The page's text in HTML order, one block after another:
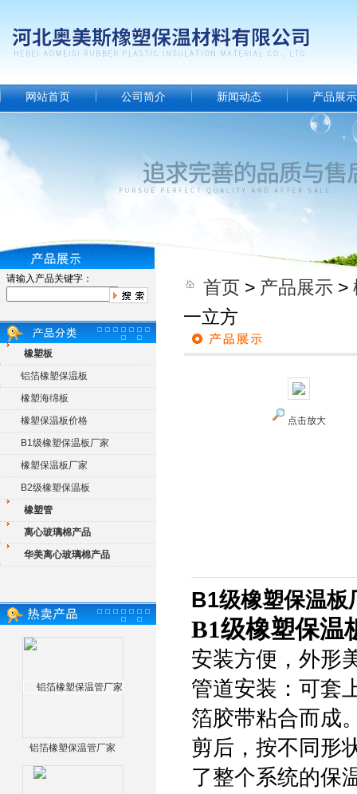
网站首页 公司简介 新闻动态 产品展示
请输入产品关键字：
橡塑板
铝箔橡塑保温板
橡塑海绵板
橡塑保温板价格
B1级橡塑保温板厂家
橡塑保温板厂家
B2级橡塑保温板
橡塑管
离心玻璃棉产品
华美离心玻璃棉产品
铝箔橡塑保温管厂家
首页 > 产品展示 >
一立方
点击放大
B1级橡塑保温板
B1级橡塑保温
安装方便，外形
管道安装：可套
箔胶带粘合而成
剪后，按不同形
了整个系统的保